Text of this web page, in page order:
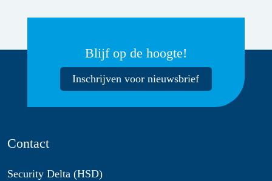
Blijf op de hoogte!
Inschrijven voor nieuwsbrief
Contact
Security Delta (HSD)